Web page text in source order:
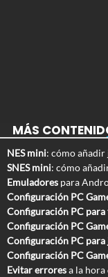
MÁS
NES mini: cómo añadir
SNES mini: cómo
Emuladores para
Configuración PC
Configuración PC para
Configuración PC
Configuración PC para
Configuración PC
Evitar erroresa la hora